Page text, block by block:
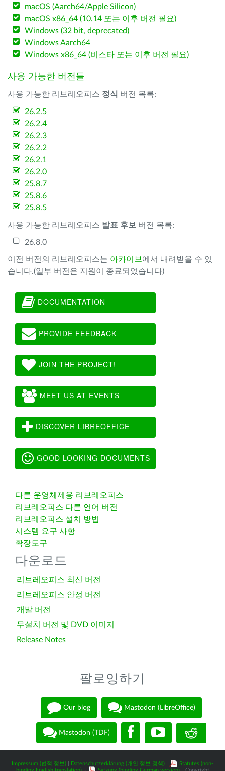
macOS (Aarch64/Apple Silicon)
macOS x86_64 (10.14 또는 이후 버전 필요)
Windows (32 bit, deprecated)
Windows Aarch64
Windows x86_64 (비스타 또는 이후 버전 필요)
사용 가능한 버전들
사용 가능한 리브레오피스 정식 버전 목록:
26.2.5
26.2.4
26.2.3
26.2.2
26.2.1
26.2.0
25.8.7
25.8.6
25.8.5
사용 가능한 리브레오피스 발표 후보 버전 목록:
26.8.0
이전 버전의 리브레오피스는 아카이브 에서 내려받을 수 있
습니다.(일부 버전은 지원이 종료되었습니다)
DOCUMENTATION
PROVIDE FEEDBACK
JOIN THE PROJECT!
MEET US AT EVENTS
DISCOVER LIBREOFFICE
GOOD LOOKING DOCUMENTS
다른 운영체제용 리브레오피스
리브레오피스 다른 언어 버전
리브레오피스 설치 방법
시스템 요구 사항
확장도구
다운로드
리브레오피스 최신 버전
리브레오피스 안정 버전
개발 버전
무설치 버전 및 DVD 이미지
Release Notes
팔로잉하기
Our blog Mastodon (LibreOffice)
Mastodon (TDF)
Impressum (법적 정보) Datenschutzerklärung (개인 정보 정책)
Statutes (non-